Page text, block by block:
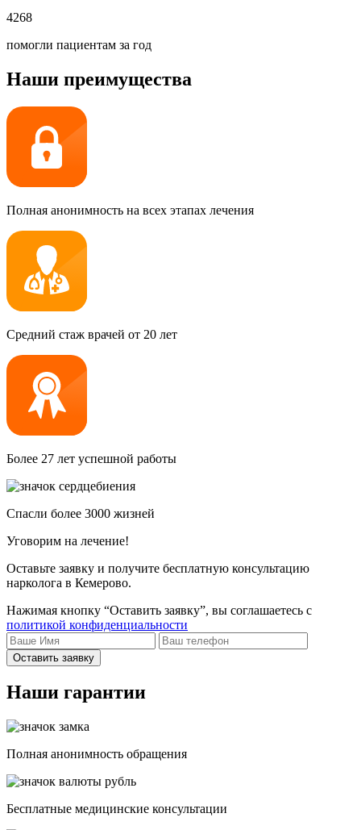
4268
помогли пациентам за год
Наши преимущества
Полная анонимность на всех этапах лечения
Средний стаж врачей от 20 лет
Более 27 лет успешной работы
Спасли более 3000 жизней
Уговорим на лечение!
Оставьте заявку и получите бесплатную консультацию
нарколога в Кемерово.
Нажимая кнопку “Оставить заявку”, вы соглашаетесь с
политикой конфиденциальности
Оставить заявку
Наши гарантии
Полная анонимность обращения
Бесплатные медицинские консультации